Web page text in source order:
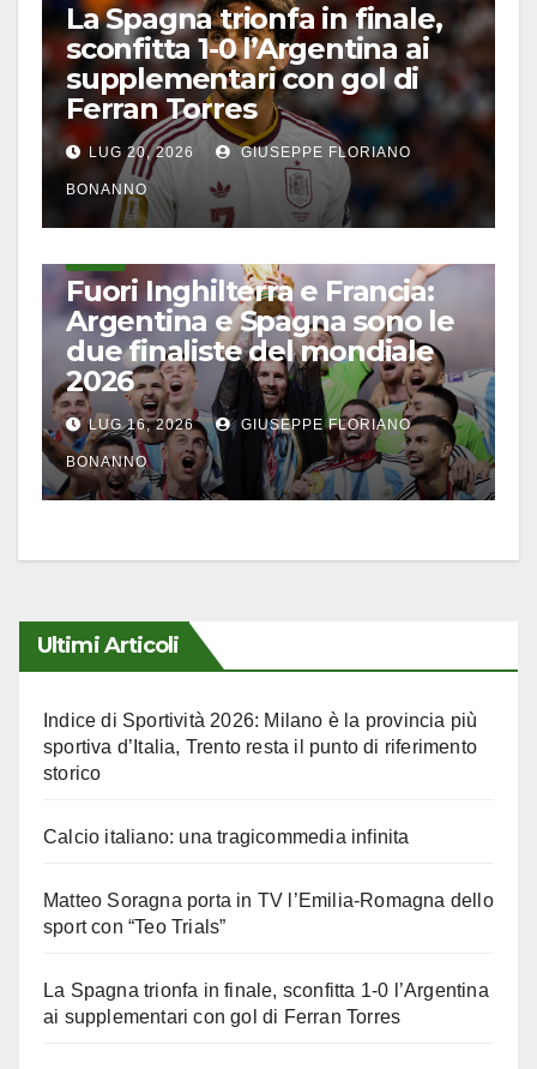
La Spagna trionfa in finale,
sconfitta 1-0 l’Argentina ai
supplementari con gol di
Ferran Torres
LUG 20, 2026 GIUSEPPE FLORIANO
BONANNO
Fuori Inghilterra e Francia:
Argentina e Spagna sono le
due finaliste del mondiale
2026
LUG 16, 2026 GIUSEPPE FLORIANO
BONANNO
Ultimi Articoli
Indice di Sportività 2026: Milano è la provincia più
sportiva d’Italia, Trento resta il punto di riferimento
storico
Calcio italiano: una tragicommedia infinita
Matteo Soragna porta in TV l’Emilia-Romagna dello
sport con “Teo Trials”
La Spagna trionfa in finale, sconfitta 1-0 l’Argentina
ai supplementari con gol di Ferran Torres